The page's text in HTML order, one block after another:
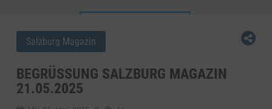
Salzburg Magazin
BEGRÜSSUNG SALZBURG MAGAZIN 2
1.05.2025